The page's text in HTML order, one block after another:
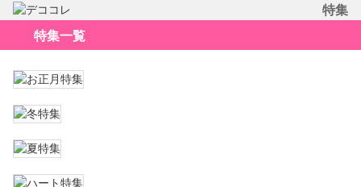
特集
特集一覧